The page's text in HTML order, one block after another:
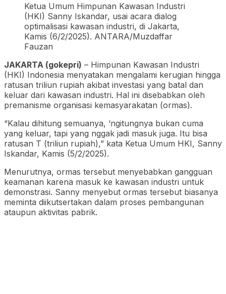
Ketua Umum Himpunan Kawasan Industri
(HKI) Sanny Iskandar, usai acara dialog
optimalisasi kawasan industri, di Jakarta,
Kamis (6/2/2025). ANTARA/Muzdaffar
Fauzan
JAKARTA (gokepri) – Himpunan Kawasan Industri
(HKI) Indonesia menyatakan mengalami kerugian hingga
ratusan triliun rupiah akibat investasi yang batal dan
keluar dari kawasan industri. Hal ini disebabkan oleh
premanisme organisasi kemasyarakatan (ormas).
“Kalau dihitung semuanya, ‘ngitungnya bukan cuma
yang keluar, tapi yang nggak jadi masuk juga. Itu bisa
ratusan T (triliun rupiah),” kata Ketua Umum HKI, Sanny
Iskandar, Kamis (5/2/2025).
Menurutnya, ormas tersebut menyebabkan gangguan
keamanan karena masuk ke kawasan industri untuk
demonstrasi. Sanny menyebut ormas tersebut biasanya
meminta diikutsertakan dalam proses pembangunan
ataupun aktivitas pabrik.